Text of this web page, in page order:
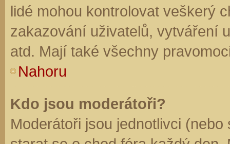
lidé mohou kontrolovat veškerý
zakazování uživatelů, vytváření
atd. Mají také všechny
Nahoru
Kdo jsou moderátoři?
Moderátoři jsou jednotlivci